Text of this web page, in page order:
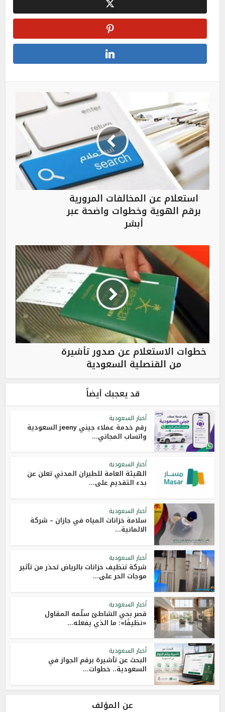
استعلام عن المخالفات المرورية
برقم الهوية وخطوات واضحة عبر
أبشر
خطوات الاستعلام عن صدور تأشيرة
من القنصلية السعودية
قد يعجبك أيضاً
أخبار السعودية
رقم خدمة عملاء جيني jeeny السعودية
واتساب المجاني...
أخبار السعودية
الهيئة العامة للطيران المدني تعلن عن
بدء التقديم على...
أخبار السعودية
سلامة خزانات المياه في جازان – شركة
الالمانية...
أخبار السعودية
شركة تنظيف خزانات بالرياض تحذر من تأثير
موجات الحر على...
أخبار السعودية
قصر بحي الشاطئ سلّمه المقاول
«نظيفًا»: ما الذي يفعله...
أخبار السعودية
البحث عن تأشيرة برقم الجواز في
السعودية.. خطوات...
عن المؤلف